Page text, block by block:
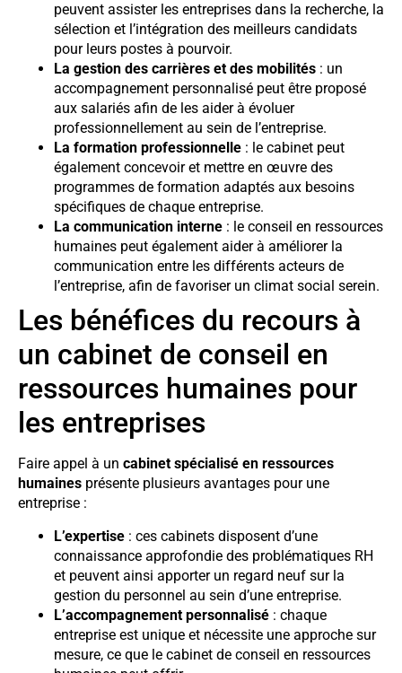
peuvent assister les entreprises dans la recherche, la
sélection et l’intégration des meilleurs candidats
pour leurs postes à pourvoir.
La gestion des carrières et des mobilités : un
accompagnement personnalisé peut être proposé
aux salariés afin de les aider à évoluer
professionnellement au sein de l’entreprise.
La formation professionnelle : le cabinet peut
également concevoir et mettre en œuvre des
programmes de formation adaptés aux besoins
spécifiques de chaque entreprise.
La communication interne : le conseil en ressources
humaines peut également aider à améliorer la
communication entre les différents acteurs de
l’entreprise, afin de favoriser un climat social serein.
Les bénéfices du recours à
un cabinet de conseil en
ressources humaines pour
les entreprises
Faire appel à un cabinet spécialisé en ressources
humaines présente plusieurs avantages pour une
entreprise :
L’expertise : ces cabinets disposent d’une
connaissance approfondie des problématiques RH
et peuvent ainsi apporter un regard neuf sur la
gestion du personnel au sein d’une entreprise.
L’accompagnement personnalisé : chaque
entreprise est unique et nécessite une approche sur
mesure, ce que le cabinet de conseil en ressources